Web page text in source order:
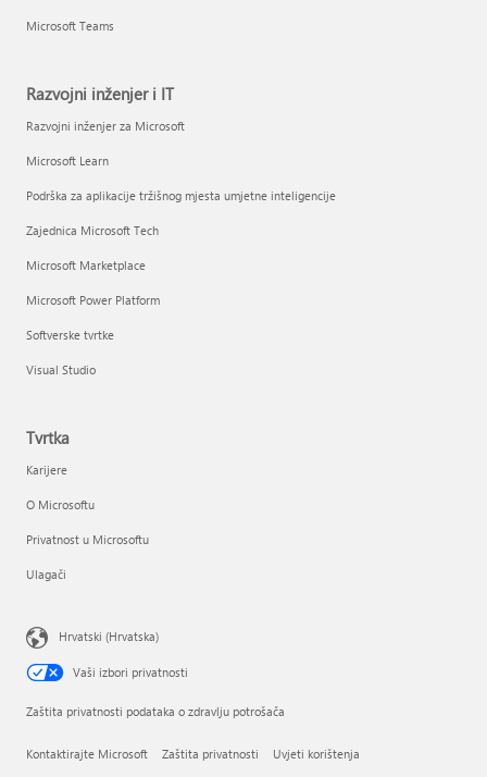
Microsoft Teams
Razvojni inženjer i IT
Razvojni inženjer za Microsoft
Microsoft Learn
Podrška za aplikacije tržišnog mjesta umjetne inteligencije
Zajednica Microsoft Tech
Microsoft Marketplace
Microsoft Power Platform
Softverske tvrtke
Visual Studio
Tvrtka
Karijere
O Microsoftu
Privatnost u Microsoftu
Ulagači
Hrvatski (Hrvatska)
Vaši izbori privatnosti
Zaštita privatnosti podataka o zdravlju potrošača
Kontaktirajte Microsoft Zaštita privatnosti Uvjeti korištenja